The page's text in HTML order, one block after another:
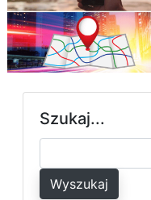
Szukaj...
Wyszukaj